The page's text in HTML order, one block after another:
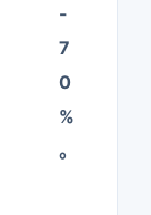
-
7
0
%
。